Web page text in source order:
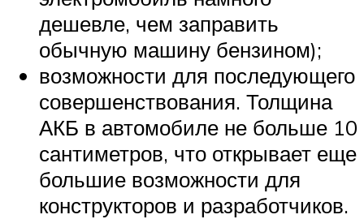
дешевле, чем заправить
обычную машину бензином);
возможности для последующего
совершенствования. Толщина
АКБ в автомобиле не больше 10
сантиметров, что открывает еще
большие возможности для
конструкторов и разработчиков.